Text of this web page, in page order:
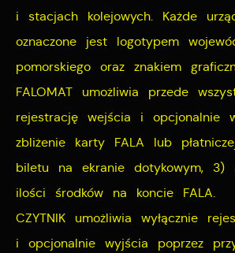
i stacjach kolejowych. Każde
oznaczone jest logotypem
pomorskiego oraz znakiem
FALOMAT umożliwia przede
rejestrację wejścia i opcjonalnie
zbliżenie karty FALA lub
biletu na ekranie dotykowym, 3)
ilości środków na koncie FALA.
CZYTNIK umożliwia wyłącznie
i opcjonalnie wyjścia poprzez